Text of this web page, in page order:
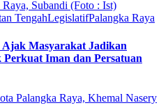
TengahLegislatifPalangka Raya
Masyarakat Jadikan
Iman dan Persatuan